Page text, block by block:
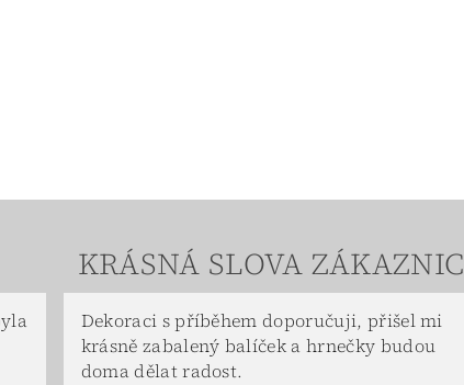
KRÁSNÁ SLOVA ZÁKAZNIC
Dekoraci s příběhem doporučuji, přišel mi
krásně zabalený balíček a hrnečky budou
doma dělat radost.